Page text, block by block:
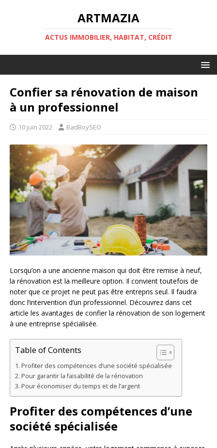
ARTMAZIA
ACTUS IMMOBILIER, HABITAT, CRÉDIT
Confier sa rénovation de maison
à un professionnel
10 juin 2022 BadBoySEO
Lorsqu’on a une ancienne maison qui doit être remise à neuf,
la rénovation est la meilleure option. Il convient toutefois de
noter que ce projet ne peut pas être entrepris seul. Il faudra
donc l’intervention d’un professionnel. Découvrez dans cet
article les avantages de confier la rénovation de son logement
à une entreprise spécialisée.
Table of Contents
Profiter des compétences d’une société spécialisée
Pour garantir la faisabilité de la rénovation
Pour économiser du temps et de l’argent
Profiter des compétences d’une
société spécialisée